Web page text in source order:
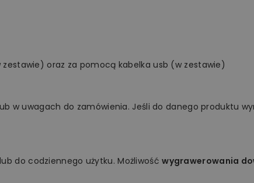
oraz za pomocą kabelka usb (w zestawie)
w uwagach do zamówienia. Jeśli do danego produktu
do codziennego użytku. Możliwośćwygrawerowania